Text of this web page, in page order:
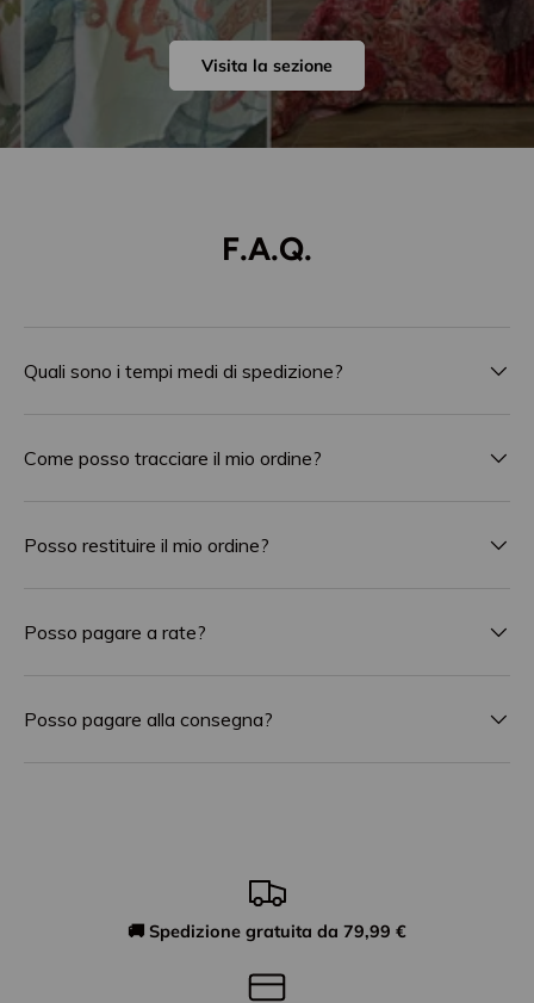
Visita la sezione
F.A.Q.
Quali sono i tempi medi di spedizione?
Come posso tracciare il mio ordine?
Posso restituire il mio ordine?
Posso pagare a rate?
Posso pagare alla consegna?
🚚 Spedizione gratuita da 79,99 €